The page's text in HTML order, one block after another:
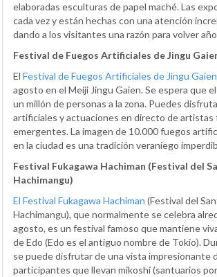
elaboradas esculturas de papel maché. Las
cada vez y están hechas con una atención
dando a los visitantes una razón para volver
Festival de Fuegos Artificiales de Jingu
El Festival de Fuegos Artificiales de Jingu Gaien
agosto en el Meiji Jingu Gaien. Se espera que
un millón de personas a la zona. Puedes
artificiales y actuaciones en directo de artistas
emergentes. La imagen de 10.000 fuegos
en la ciudad es una tradición veraniego
Festival Fukagawa Hachiman (Festival del
Hachimangu)
El Festival Fukagawa Hachiman (Festival del
Hachimangu), que normalmente se celebra
agosto, es un festival famoso que mantiene
de Edo (Edo es el antiguo nombre de Tokio).
se puede disfrutar de una vista impresionante
participantes que llevan mikoshi (santuarios